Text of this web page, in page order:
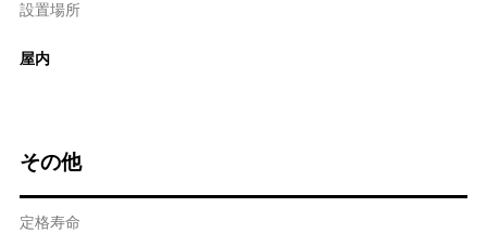
設置場所
屋内
その他
定格寿命